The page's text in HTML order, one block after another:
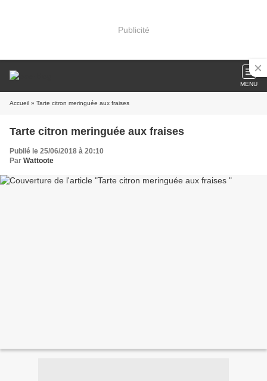
Publicité
MENU
Accueil » Tarte citron meringuée aux fraises
Tarte citron meringuée aux fraises
Publié le 25/06/2018 à 20:10
Par Wattoote